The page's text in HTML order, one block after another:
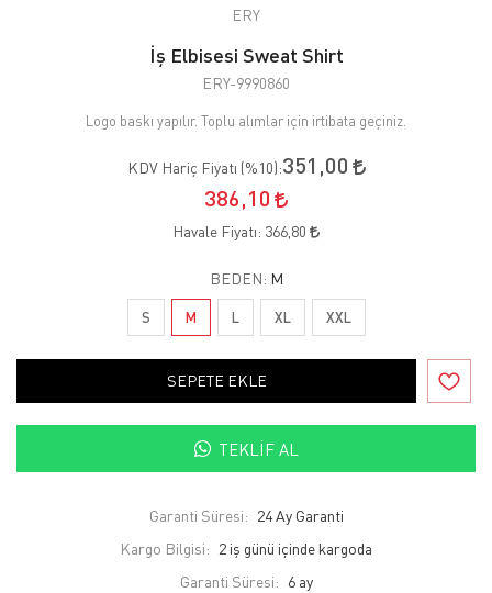
ERY
İş Elbisesi Sweat Shirt
ERY-9990860
Logo baskı yapılır. Toplu alımlar için irtibata geçiniz.
KDV Hariç Fiyatı (%10):351,00
386,10
Havale Fiyatı: 366,80
BEDEN: M
S M L XL XXL
SEPETE EKLE
TEKLIF AL
Garanti Süresi: 24 Ay Garanti
Kargo Bilgisi: 2 iş günü içinde kargoda
Garanti Süresi: 6 ay